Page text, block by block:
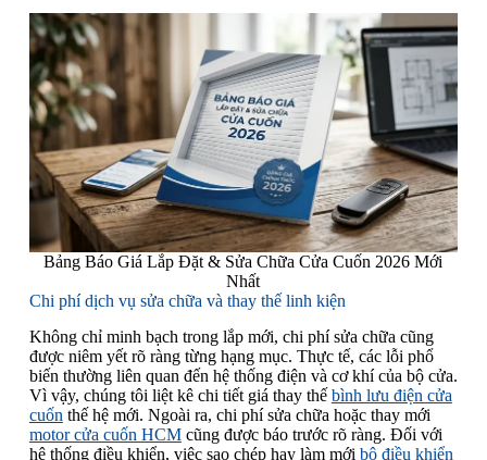
Bảng Báo Giá Lắp Đặt & Sửa Chữa Cửa Cuốn 2026 Mới
Nhất
Chi phí dịch vụ sửa chữa và thay thế linh kiện
Không chỉ minh bạch trong lắp mới, chi phí sửa chữa cũng
được niêm yết rõ ràng từng hạng mục. Thực tế, các lỗi phổ
biến thường liên quan đến hệ thống điện và cơ khí của bộ cửa.
Vì vậy, chúng tôi liệt kê chi tiết giá thay thế bình lưu điện cửa
cuốn thế hệ mới. Ngoài ra, chi phí sửa chữa hoặc thay mới
motor cửa cuốn HCMcũng được báo trước rõ ràng. Đối với
hệ thống điều khiển, việc sao chép hay làm mới bộ điều khiển